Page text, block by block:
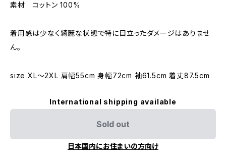
素材 コットン 100%
着用感は少なく綺麗な状態で特に目立ったダメージはありませ
ん。
size XL〜2XL 肩幅55cm 身幅72cm 袖61.5cm 着丈87.5cm
International shipping available
Sold out
日本国内にお住まいの方向け